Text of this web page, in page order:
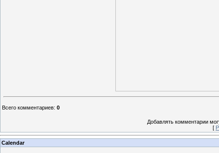
Всего комментариев: 0
Добавлять комментарии
[
Calendar